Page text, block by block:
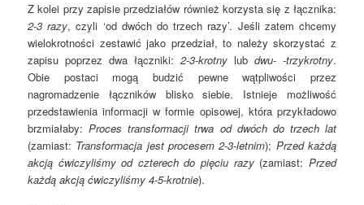
Z kolei przy zapisie przedziałów również korzysta się z łącznika:
2-3 razy, czyli ‘od dwóch do trzech razy’. Jeśli zatem chcemy
wielokrotności zestawić jako przedział, to należy skorzystać z
zapisu poprzez dwa łączniki: 2-3-krotny lub dwu- -trzykrotny.
Obie postaci mogą budzić pewne wątpliwości przez
nagromadzenie łączników blisko siebie. Istnieje możliwość
przedstawienia informacji w formie opisowej, która przykładowo
brzmiałaby:Proces transformacji trwa od dwóch do trzech lat
(zamiast: Transformacja jest procesem 2-3-letnim); Przed każdą
akcją ćwiczyliśmy od czterech do pięciu razy(zamiast: Przed
każdą akcją ćwiczyliśmy 4-5-krotnie).